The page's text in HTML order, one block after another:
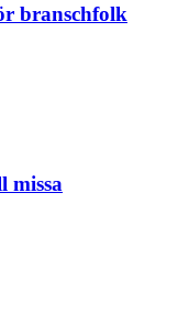
branschfolk
missa